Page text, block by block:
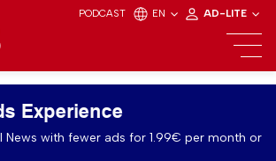
PODCAST EN AD-LITE
Experience
News with fewer ads for 1.99€ per month or